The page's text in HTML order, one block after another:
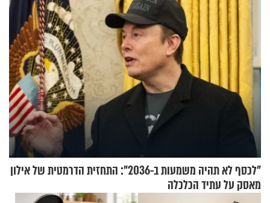
וגד דנינו
"לכסף לא תהיה משמעות ב-2036": התחזית הדרמטית של אילון
מאסק על עתיד הכלכלה